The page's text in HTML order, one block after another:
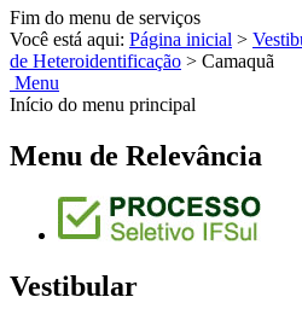
Fim do menu de serviços
Você está aqui: Página inicial >
de Heteroidentificação > Camaquã
Menu
Início do menu principal
Menu de Relevância
Vestibular